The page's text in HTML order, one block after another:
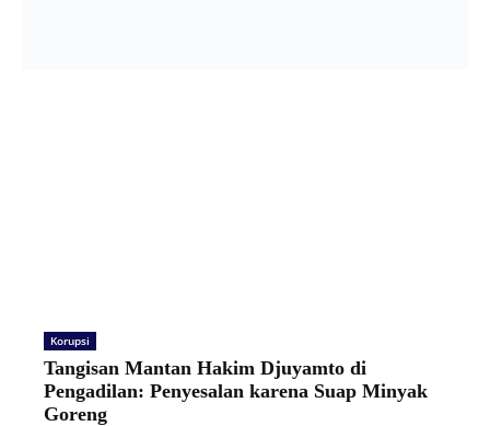
Korupsi
Tangisan Mantan Hakim Djuyamto di
Pengadilan: Penyesalan karena Suap Minyak
Goreng